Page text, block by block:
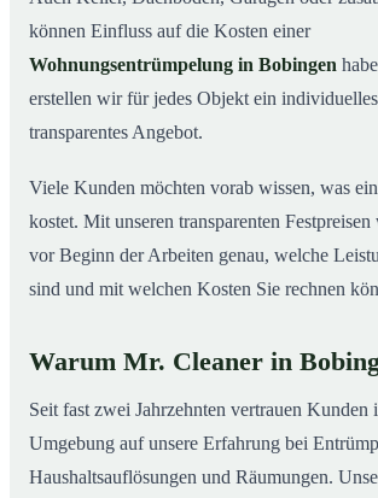
können Einfluss auf die Kosten einer
Wohnungsentrümpelung in Bobingen
erstellen wir für jedes Objekt ein
transparentes Angebot.
Viele Kunden möchten vorab wissen, was
kostet. Mit unseren transparenten Festpreisen
vor Beginn der Arbeiten genau, welche
sind und mit welchen Kosten Sie rechnen
Warum Mr. Cleaner in
Seit fast zwei Jahrzehnten vertrauen Kunden
Umgebung auf unsere Erfahrung bei
Haushaltsauflösungen und Räumungen.